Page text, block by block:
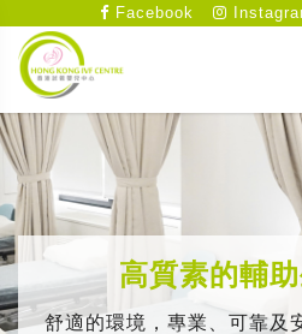
Facebook
高質素的輔
舒適的環境，專業、可靠及